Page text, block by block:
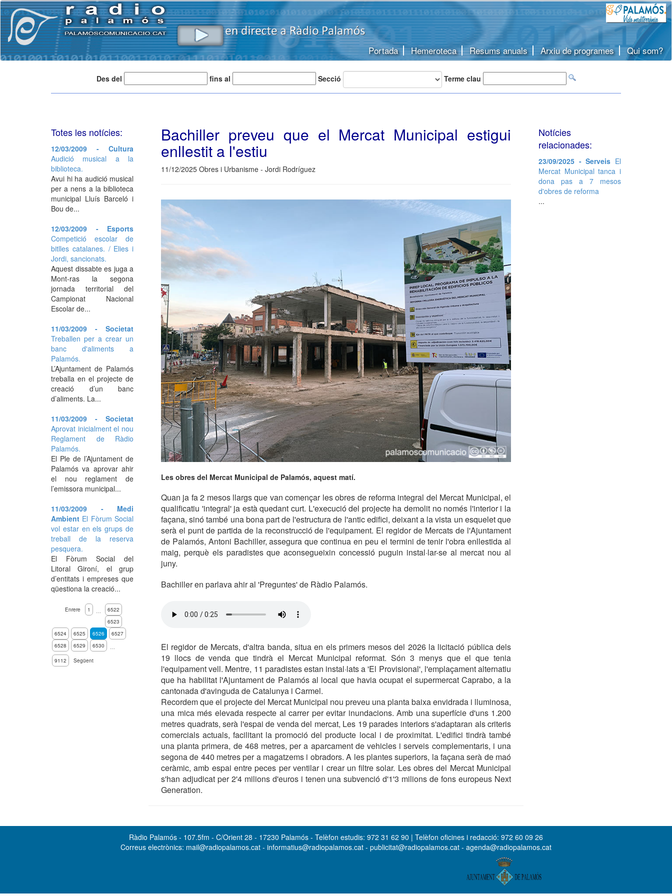
Portada Hemeroteca Resums anuals Arxiu de programes Qui som?
Des del fins al Secció Terme clau
Bachiller preveu que el Mercat Municipal estigui
enllestit a l'estiu
11/12/2025 Obres i Urbanisme - Jordi Rodríguez
Les obres del Mercat Municipal de Palamós, aquest matí.
Quan ja fa 2 mesos llargs que van començar les obres de reforma integral del Mercat Municipal, el
qualificatiu 'integral' ja està quedant curt. L'execució del projecte ha demolit no només l'interior i la
façana, sinó també una bona part de l'estructura de l'antic edifici, deixant a la vista un esquelet que
serà el punt de partida de la reconstrucció de l'equipament. El regidor de Mercats de l'Ajuntament
de Palamós, Antoni Bachiller, assegura que continua en peu el termini de tenir l'obra enllestida al
maig, perquè els paradistes que aconsegueixin concessió puguin instal·lar-se al mercat nou al
juny.
Bachiller en parlava ahir al 'Preguntes' de Ràdio Palamós.
El regidor de Mercats, d'altra banda, situa en els primers mesos del 2026 la licitació pública dels
19 llocs de venda que tindrà el Mercat Municipal reformat. Són 3 menys que el que tenia
l'equipament vell. Mentre, 11 paradistes estan instal·lats a 'El Provisional', l'emplaçament alternatiu
que ha habilitat l'Ajuntament de Palamós al local que havia ocupat el supermercat Caprabo, a la
cantonada d'avinguda de Catalunya i Carmel.
Recordem que el projecte del Mercat Municipal nou preveu una planta baixa envidrada i lluminosa,
una mica més elevada respecte al carrer per evitar inundacions. Amb una superfície d'uns 1.200
metres quadrats, serà l'espai de venda del mercat, Les 19 parades interiors s'adaptaran als criteris
comercials actuals, facilitant la promoció del producte local i de proximitat. L'edifici tindrà també
una planta primera, de 468 metres, per a aparcament de vehicles i serveis complementaris, i una
segona de 440 metres per a magatzems i obradors. A les plantes superiors, la façana serà de maó
ceràmic, amb espai entre peces per ventilar i crear un filtre solar. Les obres del Mercat Municipal
s'han adjudicat per 2'4 milions d'euros i tenen una subvenció d'1'3 milions de fons europeus Next
Generation.
Totes les notícies:
12/03/2009 - Cultura
Audició musical a la
biblioteca.
Avui hi ha audició musical
per a nens a la biblioteca
municipal Lluís Barceló i
Bou de...
12/03/2009 - Esports
Competició escolar de
bitlles catalanes. / Elies i
Jordi, sancionats.
Aquest dissabte es juga a
Mont-ras la segona
jornada territorial del
Campionat Nacional
Escolar de...
11/03/2009 - Societat
Treballen per a crear un
banc d'aliments a
Palamós.
L’Ajuntament de Palamós
treballa en el projecte de
creació d’un banc
d’aliments. La...
11/03/2009 - Societat
Aprovat inicialment el nou
Reglament de Ràdio
Palamós.
El Ple de l’Ajuntament de
Palamós va aprovar ahir
el nou reglament de
l’emissora municipal...
11/03/2009 - Medi
Ambient El Fòrum Social
vol estar en els grups de
treball de la reserva
pesquera.
El Fòrum Social del
Litoral Gironí, el grup
d’entitats i empreses que
qüestiona la creació...
Enrere 1 …
6522
6523
6524
6525 6526
6527
6528
6529 6530
…
9112
Següent
Notícies
relacionades:
23/09/2025 - Serveis El
Mercat Municipal tanca i
dona pas a 7 mesos
d'obres de reforma
...
Ràdio Palamós - 107.5fm - C/Orient 28 - 17230 Palamós - Telèfon estudis: 972 31 62 90 | Telèfon oficines i redacció: 972 60 09 26
Correus electrònics: mail@radiopalamos.cat - informatius@radiopalamos.cat - publicitat@radiopalamos.cat - agenda@radiopalamos.cat